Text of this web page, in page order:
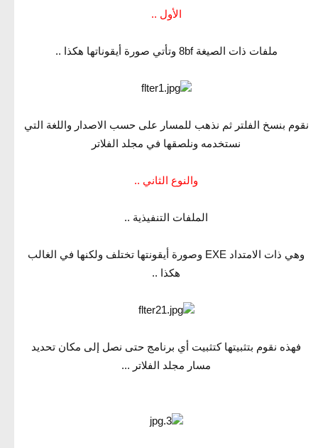
الأول ..
ملفات ذات الصيغة 8bf وتأتي صورة أيقوناتها هكذا ..
نقوم بنسخ الفلتر ثم نذهب للمسار على حسب الاصدار واللغة التي
نستخدمه ونلصقها في مجلد الفلاتر
والنوع الثاني ..
الملفات التنفيذية ..
وهي ذات الامتداد EXE وصورة أيقونتها تختلف ولكنها في الغالب
هكذا ..
فهذه نقوم بتثبيتها كتثبيت أي برنامج حتى نصل إلى مكان تحديد
مسار مجلد الفلاتر ...